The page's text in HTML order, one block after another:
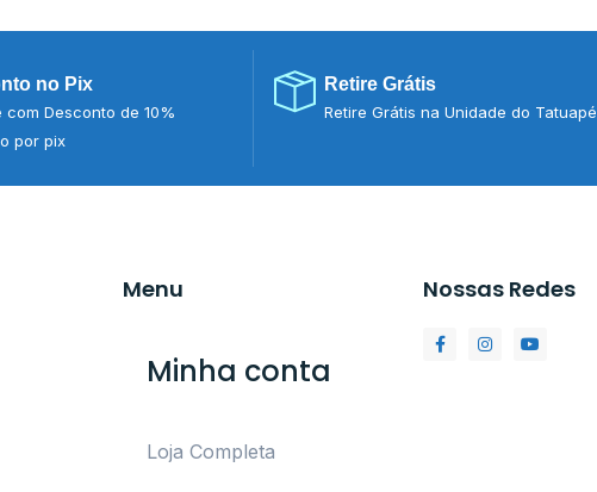
no Pix
com Desconto de 10%
por pix
Retire Grátis
Retire Grátis na Unidade do Tatuapé
Menu
Minha conta
Loja Completa
Nossas Redes